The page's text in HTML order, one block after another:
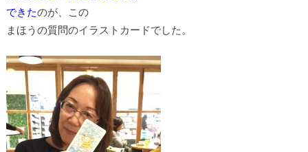
できたのが、この
まほうの質問のイラストカードでした。